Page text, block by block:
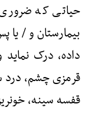
حیاتی که
بیمارستان و /
داده، درک
قفسه سینه،